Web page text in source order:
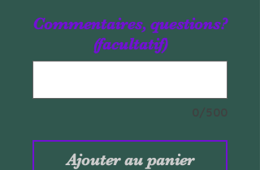
Commentaires, questions?
(facultatif)
0/500
Ajouter au panier